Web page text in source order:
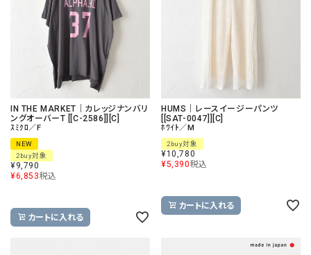
IN THE MARKET｜カレッジナンバリ
ングオーバーT [[C-2586]][C]
ｽﾐｸﾛ／F
NEW
2buy対象
¥9,790
¥6,853税込
カートに入れる
HUMS｜レースイージーパンツ
[[SAT-0047]][C]
ﾎﾜｲﾄ／M
2buy対象
¥10,780
¥5,390税込
カートに入れる